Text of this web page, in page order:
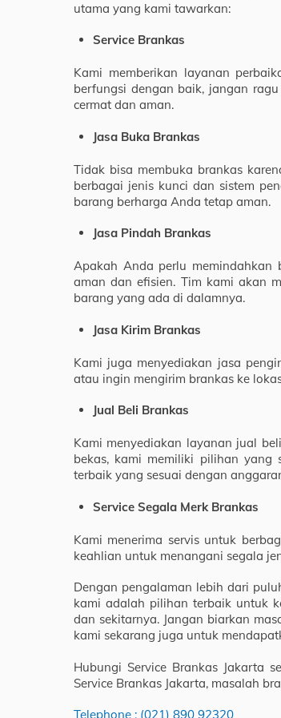
utama yang kami tawarkan:
Service Brankas
Kami memberikan layanan
berfungsi dengan baik, jangan
cermat dan aman.
Jasa Buka Brankas
Tidak bisa membuka brankas
berbagai jenis kunci dan sistem
barang berharga Anda tetap aman.
Jasa Pindah Brankas
Apakah Anda perlu memindahkan
aman dan efisien. Tim kami akan
barang yang ada di dalamnya.
Jasa Kirim Brankas
Kami juga menyediakan jasa
atau ingin mengirim brankas ke
Jual Beli Brankas
Kami menyediakan layanan jual
bekas, kami memiliki pilihan yang
terbaik yang sesuai dengan
Service Segala Merk Brankas
Kami menerima servis untuk
keahlian untuk menangani segala
Dengan pengalaman lebih dari
kami adalah pilihan terbaik untuk
dan sekitarnya. Jangan biarkan
kami sekarang juga untuk
Hubungi Service Brankas Jakarta
Service Brankas Jakarta, masalah
Telephone : (021) 890 92320